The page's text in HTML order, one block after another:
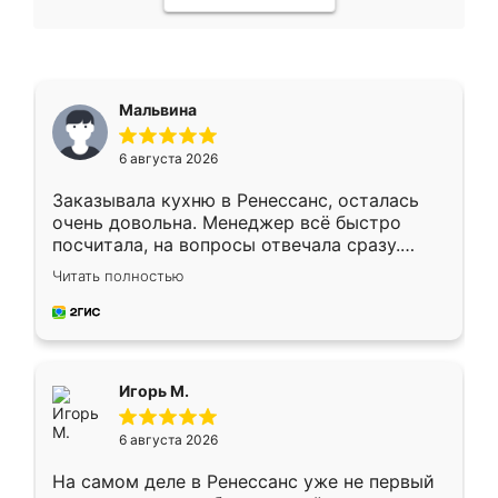
Мальвина
6 августа 2026
Заказывала кухню в Ренессанс, осталась
очень довольна. Менеджер всё быстро
посчитала, на вопросы отвечала сразу.
Замерщик приехал в субботу, подошёл к
делу со всей ответственностью. Собрали
за день, ребята работали аккуратно, даже
Читать полностью
Игорь М.
6 августа 2026
На самом деле в Ренессанс уже не первый